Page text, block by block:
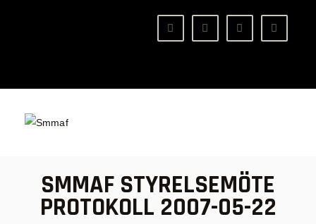
SMMAF STYRELSEMÖTE
PROTOKOLL 2007-05-22